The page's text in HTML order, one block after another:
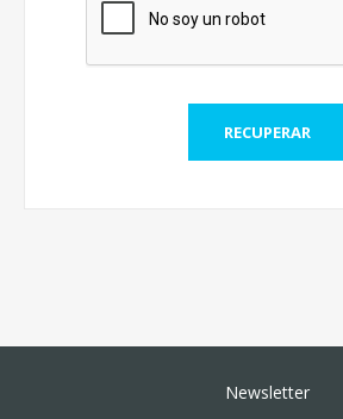
Newsletter